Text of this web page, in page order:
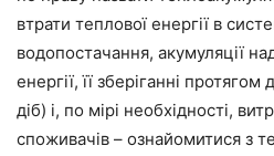
втрати теплової енергії в
водопостачання, акумуляції
енергії, її зберіганні
діб) і, по мірі необхідності,
споживачів – ознайомитися з